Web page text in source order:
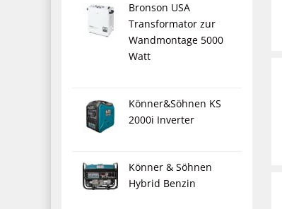
Bronson USA
Transformator zur
Wandmontage 5000
Watt
Könner&Söhnen KS
2000i Inverter
Könner & Söhnen
Hybrid Benzin